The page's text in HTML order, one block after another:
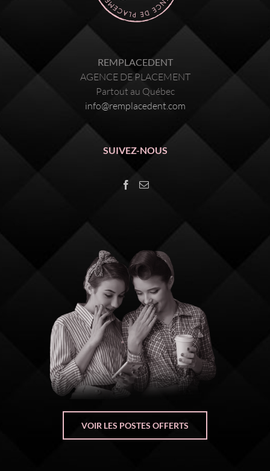
REMPLACEDENT
AGENCE DE PLACEMENT
Partout au Québec
info@remplacedent.com
SUIVEZ-NOUS
VOIR LES POSTES OFFERTS